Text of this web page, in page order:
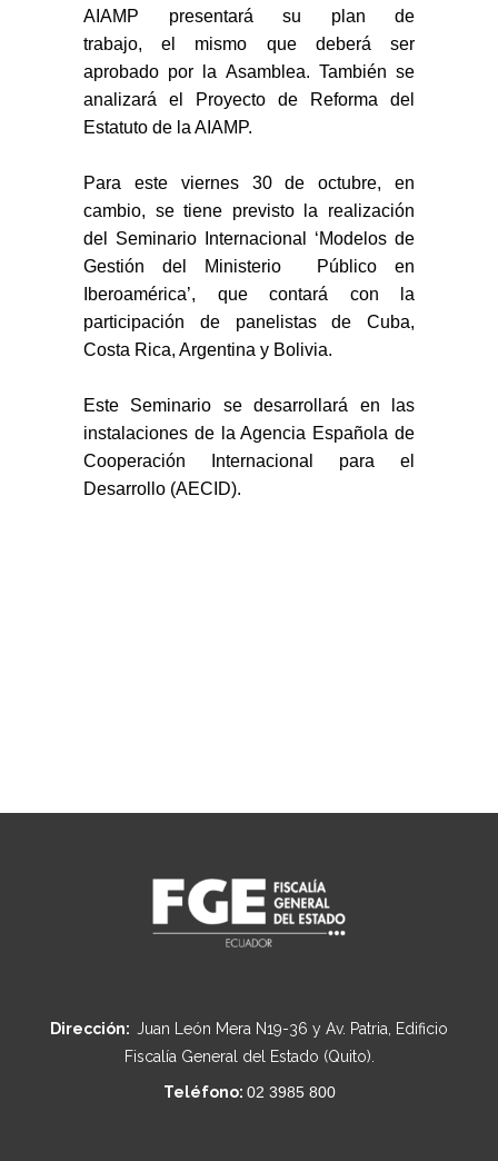
AIAMP presentará su plan de
trabajo,el mismo que deberá ser
aprobado por la Asamblea. También se
analizará el Proyecto de Reforma del
Estatuto de la AIAMP.
Para este viernes30 de octubre, en
cambio, se tiene previsto
la realización
del Seminario Internacional ‘Modelos de
Gestión del Ministerio Público en
Iberoamérica’, que contará con la
participación depanelistas de Cuba,
Costa Rica, Argentina y Bolivia.
Este Seminario se desarrollará en las
instalaciones de la Agencia Española de
Cooperación Internacional para el
Desarrollo (AECID).
Dirección: Juan León Mera N19-36 y Av. Patria, Edificio
Fiscalía General del Estado (Quito).
Teléfono: 02 3985 800